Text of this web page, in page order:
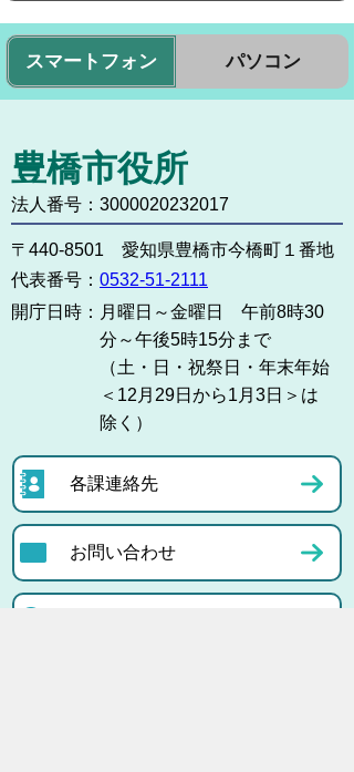
スマートフォン パソコン
豊橋市役所
法人番号：3000020232017
〒440-8501 愛知県豊橋市今橋町１番地
代表番号： 0532-51-2111
開庁日時： 月曜日～金曜日 午前8時30
分～午後5時15分まで
（土・日・祝祭日・年末年始
＜12月29日から1月3日＞は
除く）
各課連絡先
お問い合わせ